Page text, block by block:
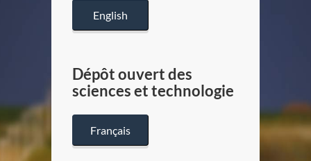
English
Dépôt ouvert des
sciences et technologie
Français